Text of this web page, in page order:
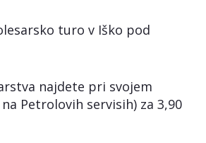
turo v Iško pod
najdete pri svojem
Petrolovih servisih) za 3,90